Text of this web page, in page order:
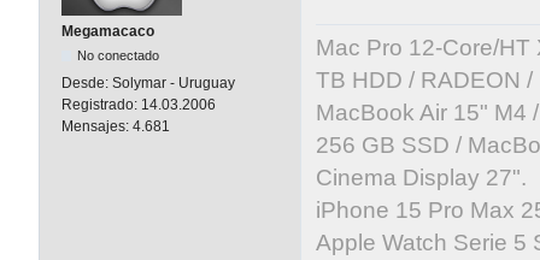
Megamacaco
No conectado
Desde: Solymar - Uruguay
Registrado: 14.03.2006
Mensajes: 4.681
Mac Pro 12-Core/
TB HDD / RADEON
MacBook Air 15" M4
256 GB SSD /
Cinema Display 27".
iPhone 15 Pro Max
Apple Watch Serie 5